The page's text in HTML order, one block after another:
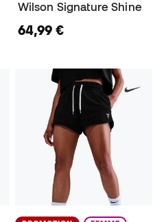
Wilson Signature Shine
64,99 €